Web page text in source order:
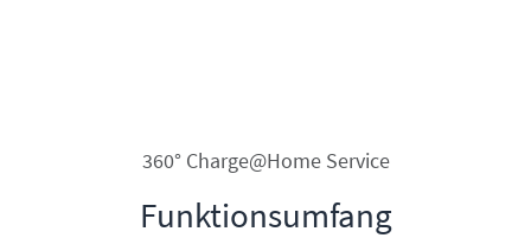
360° Charge@Home Service
Funktionsumfang